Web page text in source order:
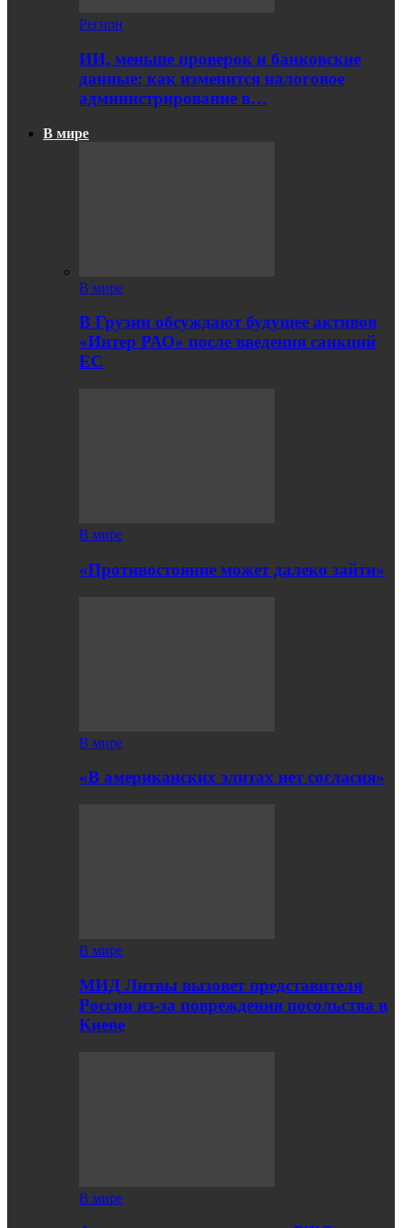
Регион
ИИ, меньше проверок и банковские
данные: как изменится налоговое
администрирование в…
В мире
В мире
В Грузии обсуждают будущее активов
«Интер РАО» после введения санкций
ЕС
В мире
«Противостояние может далеко зайти»
В мире
«В американских элитах нет согласия»
В мире
МИД Литвы вызовет представителя
России из-за повреждения посольства в
Киеве
В мире